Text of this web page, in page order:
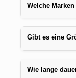
Welche
Gibt es eine
Wie lange